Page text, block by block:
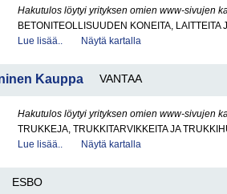
Hakutulos löytyi yrityksen omien www-sivujen
BETONITEOLLISUUDEN KONEITA, LAITTEITA
Lue lisää..
Näytä kartalla
Kauppa VANTAA
Hakutulos löytyi yrityksen omien www-sivujen
TRUKKEJA, TRUKKITARVIKKEITA JA
Lue lisää..
Näytä kartalla
ESBO